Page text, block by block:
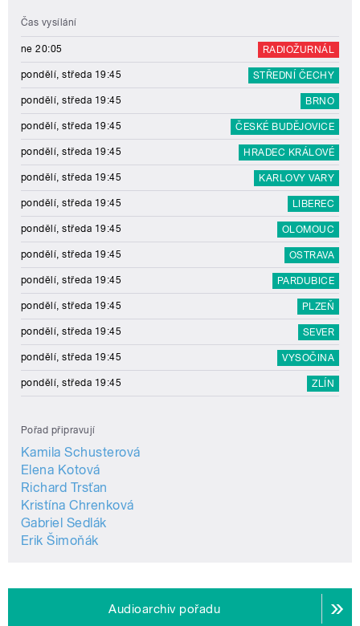
Čas vysílání
ne 20:05 RADIOŽURNÁL
pondělí, středa 19:45 STŘEDNÍ ČECHY
pondělí, středa 19:45 BRNO
pondělí, středa 19:45 ČESKÉ BUDĚJOVICE
pondělí, středa 19:45 HRADEC KRÁLOVÉ
pondělí, středa 19:45 KARLOVY VARY
pondělí, středa 19:45 LIBEREC
pondělí, středa 19:45 OLOMOUC
pondělí, středa 19:45 OSTRAVA
pondělí, středa 19:45 PARDUBICE
pondělí, středa 19:45 PLZEŇ
pondělí, středa 19:45 SEVER
pondělí, středa 19:45 VYSOČINA
pondělí, středa 19:45 ZLÍN
Pořad připravují
Kamila Schusterová
Elena Kotová
Richard Trsťan
Kristína Chrenková
Gabriel Sedlák
Erik Šimoňák
Audioarchiv pořadu